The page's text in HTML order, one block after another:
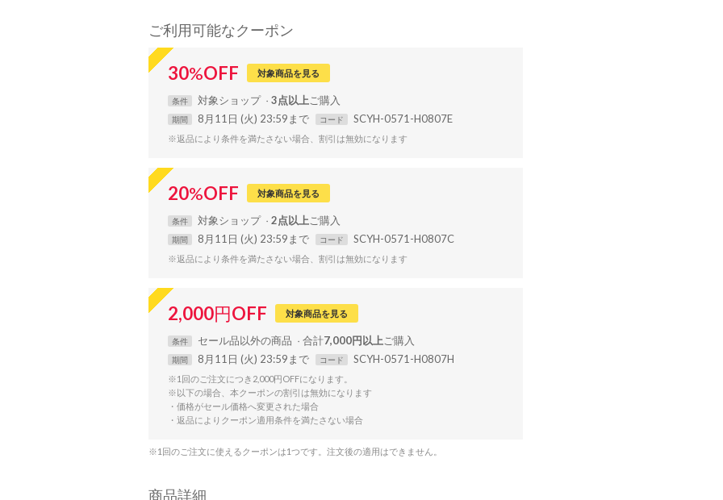
ご利用可能なクーポン
30%OFF 対象商品を見る
条件 対象ショップ 3点以上
期間 8月11日 (火) 23:59まで コード SCYH-0571-H0807E
※返品により条件を満たさない場合、割引は無効になります
20%OFF 対象商品を見る
条件 対象ショップ 2点以上
期間 8月11日 (火) 23:59まで コード SCYH-0571-H0807C
※返品により条件を満たさない場合、割引は無効になります
2,000円OFF 対象商品を見る
条件 セール品以外の商品 合計7,000円以上
期間 8月11日 (火) 23:59まで コード SCYH-0571-H0807H
※1回のご注文につき2,000円OFFになります。
※以下の場合、本クーポンの割引は無効になります
・価格がセール価格へ変更された場合
・返品によりクーポン適用条件を満たさない場合
※1回のご注文に使えるクーポンは1つです。注文後の適用はできません。
商品詳細